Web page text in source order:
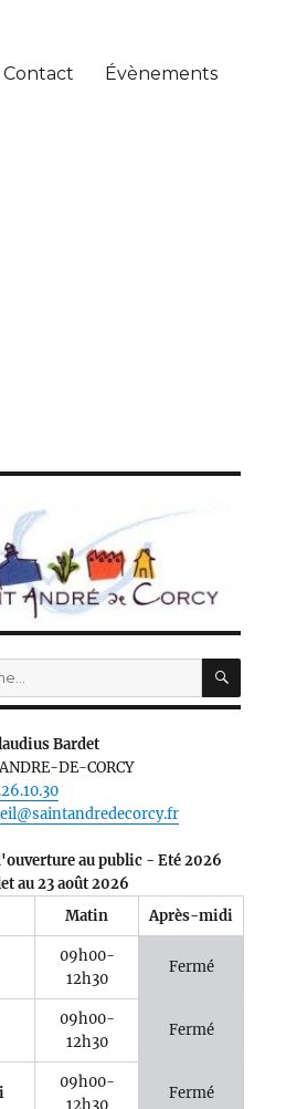
Contact Évènements
Bardet
DE-CORCY
au public - Eté 2026
au 23 août 2026
Matin
Après-midi
09h00-
12h30
Fermé
09h00-
12h30
Fermé
09h00-
12h30
Fermé